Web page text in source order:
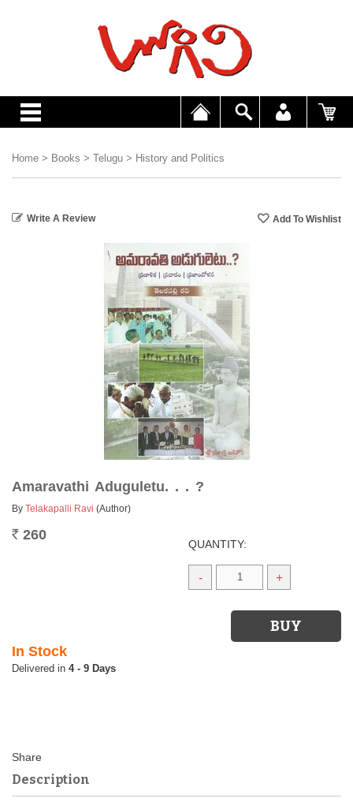
Home > Books > Telugu > History and Politics
Write A Review
Amaravathi Aduguletu. . . ?
By Telakapalli Ravi (Author)
Rs. 260
QUANTITY:
- +
In Stock
4 - 9 Days
Description